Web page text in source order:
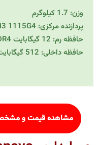
وزن: 1.7 کیلوگرم
پردازنده مرکزی: Intel Core i3 1115G4
حافظه رم: 12 گیگابایت DDR4
حافظه داخلی: 512 گیگابایت SSD
مشاهده قیمت و